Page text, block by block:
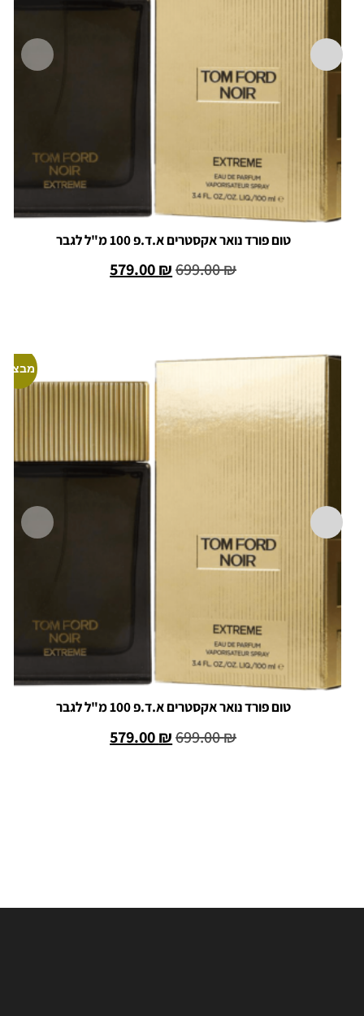
טום פורד נואר אקסטרים א.ד.פ 100 מ"ל לגבר
699.00₪
579.00₪
מבצע!
טום פורד נואר אקסטרים א.ד.פ 100 מ"ל לגבר
699.00₪
579.00₪